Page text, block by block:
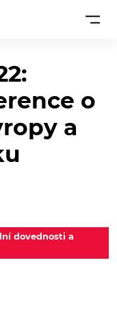
o
a
dovednosti a